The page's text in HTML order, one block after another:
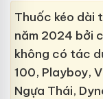
Thuốc kéo dài
năm 2024 bởi
không có tác
100, Playboy,
Ngựa Thái,